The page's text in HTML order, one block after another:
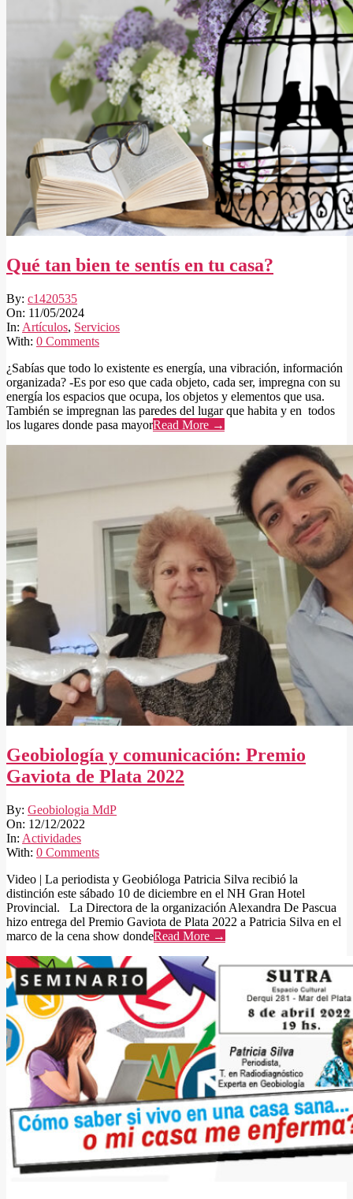
Qué tan bien te sentís en tu casa?
2024-
05-
11
By: c1420535
On: 11/05/2024
In: Artículos, Servicios
With: 0 Comments
¿Sabías que todo lo existente es energía, una vibración, información
organizada? -Es por eso que cada objeto, cada ser, impregna con su
energía los espacios que ocupa, los objetos y elementos que usa.
También se impregnan las paredes del lugar que habita y en todos
los lugares donde pasa mayorRead More →
Geobiología y comunicación: Premio
Gaviota de Plata 2022
2022-
12-
12
By: Geobiologia MdP
On: 12/12/2022
In: Actividades
With: 0 Comments
Video | La periodista y Geobióloga Patricia Silva recibió la
distinción este sábado 10 de diciembre en el NH Gran Hotel
Provincial. La Directora de la organización Alexandra De Pascua
hizo entrega del Premio Gaviota de Plata 2022 a Patricia Silva en el
marco de la cena show dondeRead More →